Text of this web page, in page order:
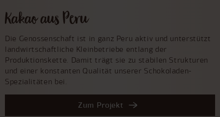
Kakao aus Peru
Die Genossenschaft ist in ganz Peru aktiv und unterstützt
landwirtschaftliche Kleinbetriebe entlang der
Produktionskette. Damit trägt sie zu stabilen Strukturen
und einer konstanten Qualität unserer Schokoladen-
Spezialitäten bei.
Zum Projekt